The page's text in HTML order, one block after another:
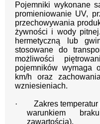
Pojemniki wykonane
promieniowanie UV,
przechowywania
żywności i wody
hermetyczną lub
stosowane do
możliwości
pojemników wymaga
km/h oraz
wzniesieniach.
·
Zakres temperatur
warunkiem
zawartością).